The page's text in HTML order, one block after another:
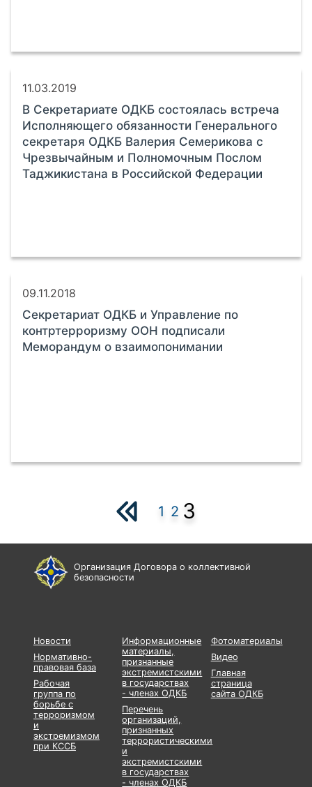
11.03.2019
В Секретариате ОДКБ состоялась встреча
Исполняющего обязанности Генерального
секретаря ОДКБ Валерия Семерикова с
Чрезвычайным и Полномочным Послом
Таджикистана в Российской Федерации
09.11.2018
Секретариат ОДКБ и Управление по
контртерроризму ООН подписали
Меморандум о взаимопонимании
1 2 3
Организация Договора о коллективной
безопасности
Новости
Нормативно-
правовая база
Рабочая
группа по
борьбе с
терроризмом
и
экстремизмом
при КССБ
Информационные
материалы,
признанные
экстремистскими
в государствах
- членах ОДКБ
Перечень
организаций,
признанных
террористическими
и
экстремистскими
в государствах
- членах ОДКБ
Фотоматериалы
Видео
Главная
страница
сайта ОДКБ